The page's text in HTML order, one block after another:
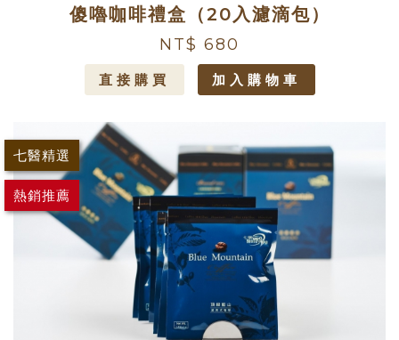
傻嚕咖啡禮盒（20入濾滴包）
NT$ 680
直接購買 加入購物車
七醫精選
熱銷推薦